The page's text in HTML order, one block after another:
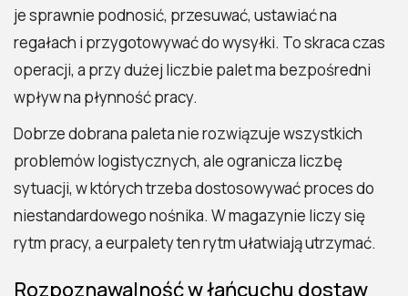
je sprawnie podnosić, przesuwać, ustawiać na
regałach i przygotowywać do wysyłki. To skraca czas
operacji, a przy dużej liczbie palet ma bezpośredni
wpływ na płynność pracy.
Dobrze dobrana paleta nie rozwiązuje wszystkich
problemów logistycznych, ale ogranicza liczbę
sytuacji, w których trzeba dostosowywać proces do
niestandardowego nośnika. W magazynie liczy się
rytm pracy, a eurpalety ten rytm ułatwiają utrzymać.
Rozpoznawalność w łańcuchu dostaw